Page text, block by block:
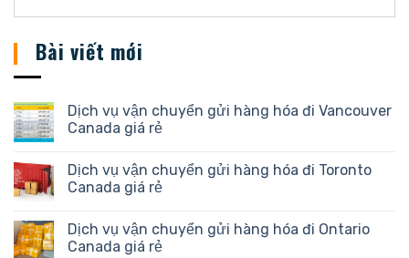
Bài viết mới
Dịch vụ vận chuyển gửi hàng hóa đi Vancouver
Canada giá rẻ
Dịch vụ vận chuyển gửi hàng hóa đi Toronto
Canada giá rẻ
Dịch vụ vận chuyển gửi hàng hóa đi Ontario
Canada giá rẻ